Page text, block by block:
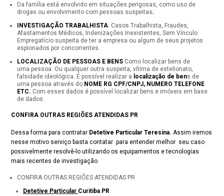
Da família está envolvido em situações perigosas, como uso de
drogas ou envolvimento com pessoas suspeitas;
INVESTIGAÇÃO TRABALHISTA: Casos Trabalhista, Fraudes,
Afastamentos Médicos, Indenizações Inexistentes, Sem Vínculo
Empregatício suspeita de ter a empresa ou algum de seus projetos
espionados por concorrentes.
LOCALIZAÇÃO DE PESSOAS E BENS Como localizar bens de
uma pessoa. Ou qualquer outra suspeita, vítima de estelionato,
falsidade ideológica. É possível realizar a localização de bens de
uma pessoa através do NOME RG CPF/CNPJ, NUMERO TELEFONE
ETC. Com esses dados é possível localizar bens e imóveis em base
de dados.
CONFIRA OUTRAS REGIÕES ATENDIDAS PR
Dessa forma para contratar Detetive Particular Teresina. Assim iremos
nesse motivo serviço basta contatar para entender melhor seu caso
possivelmente resolvê-lo utilizando os equipamentos e tecnologias
mais recentes de investigação.
CONFIRA OUTRAS REGIÕES ATENDIDAS PR
Detetive Particular Curitiba PR